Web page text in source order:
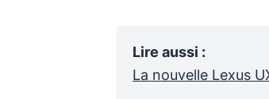
Lire aussi :
La nouvelle Lexus